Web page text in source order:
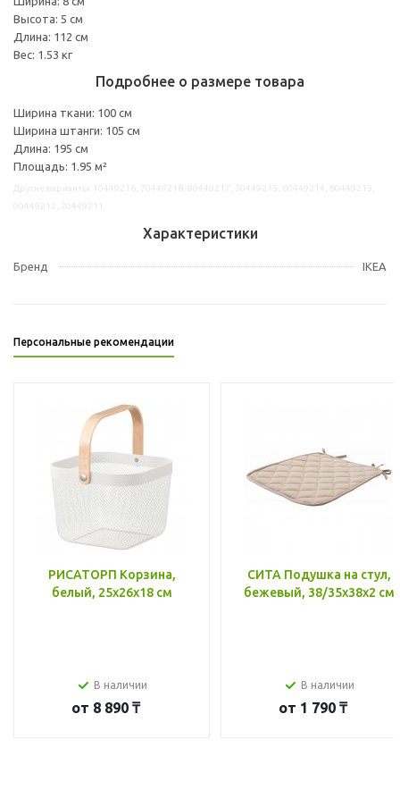
Высота: 5 см
Длина: 112 см
Вес: 1.53 кг
Подробнее о размере товара
Ширина ткани: 100 см
Ширина штанги: 105 см
Длина: 195 см
Площадь: 1.95 м²
Характеристики
Бренд IKEA
Персональные рекомендации
РИСАТОРП Корзина,
белый, 25x26x18 см
В наличии
от 8 890 ₸
СИТА Подушка на стул,
бежевый, 38/35x38x2 см
В наличии
от 1 790 ₸